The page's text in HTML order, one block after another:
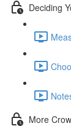
Deciding
More